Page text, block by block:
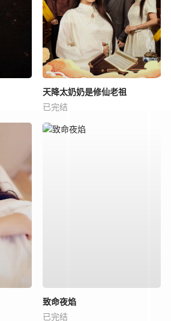
天降太奶奶是修仙老祖
已完结
致命夜焰
已完结